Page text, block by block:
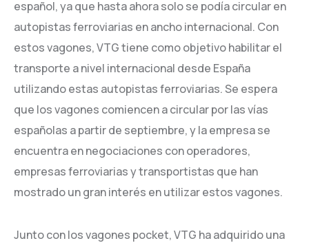
español, ya que hasta ahora solo se podía circular en
autopistas ferroviarias en ancho internacional. Con
estos vagones, VTG tiene como objetivo habilitar el
transporte a nivel internacional desde España
utilizando estas autopistas ferroviarias. Se espera
que los vagones comiencen a circular por las vías
españolas a partir de septiembre, y la empresa se
encuentra en negociaciones con operadores,
empresas ferroviarias y transportistas que han
mostrado un gran interés en utilizar estos vagones.
Junto con los vagones pocket, VTG ha adquirido una